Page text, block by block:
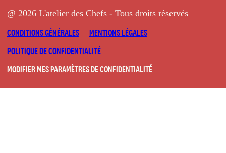
@ 2026 L'atelier des Chefs - Tous droits réservés
CONDITIONS GÉNÉRALES
MENTIONS LÉGALES
POLITIQUE DE CONFIDENTIALITÉ
MODIFIER MES PARAMÈTRES DE CONFIDENTIALITÉ